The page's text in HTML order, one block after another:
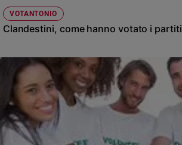
fede
Parola
del
del
giorno
Società
e
valori
VOTANTONIO
Clandestini, come hanno votato i partiti